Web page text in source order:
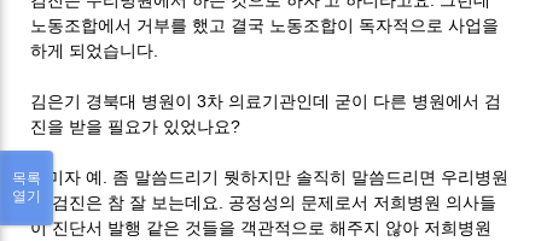
노동조합에서 거부를 했고 결국 노동조합이 독자적으로 사업을
하게 되었습니다.
김은기 경북대 병원이 3차 의료기관인데 굳이 다른 병원에서 검
진을 받을 필요가 있었나요?
김미자 예. 좀 말씀드리기 뭣하지만 솔직히 말씀드리면 우리병원
이 검진은 참 잘 보는데요. 공정성의 문제로서 저희병원 의사들
이 진단서 발행 같은 것들을 객관적으로 해주지 않아 저희병원
목록
열기